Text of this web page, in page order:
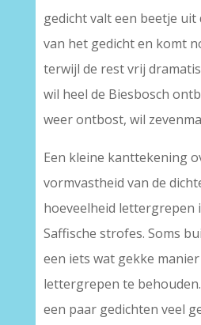
gedicht valt een beetje
van het gedicht en komt
terwijl de rest vrij
wil heel de Biesbosch
weer ontbost, wil
Een kleine kanttekening
vormvastheid van de
hoeveelheid lettergrepen
Saffische strofes. Soms
een iets wat gekke
lettergrepen te
een paar gedichten veel